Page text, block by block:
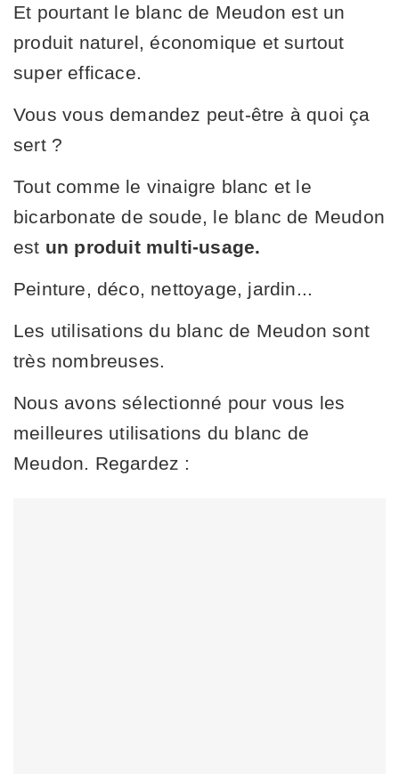
Et pourtant le blanc de Meudon est un
produit naturel, économique et surtout
super efficace.
Vous vous demandez peut-être à quoi ça
sert ?
Tout comme le vinaigre blanc et le
bicarbonate de soude, le blanc de Meudon
est un produit multi-usage.
Peinture, déco, nettoyage, jardin...
Les utilisations du blanc de Meudon sont
très nombreuses.
Nous avons sélectionné pour vous les
meilleures utilisations du blanc de
Meudon. Regardez :